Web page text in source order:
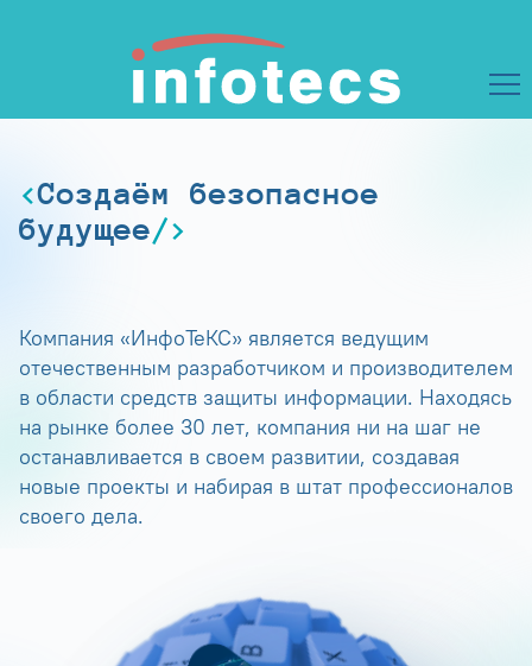
Создаём безопасное
будущее
Компания «ИнфоТеКС» является ведущим
отечественным разработчиком и производителем
в области средств защиты информации. Находясь
на рынке более 30 лет, компания ни на шаг не
останавливается в своем развитии, создавая
новые проекты и набирая в штат профессионалов
своего дела.